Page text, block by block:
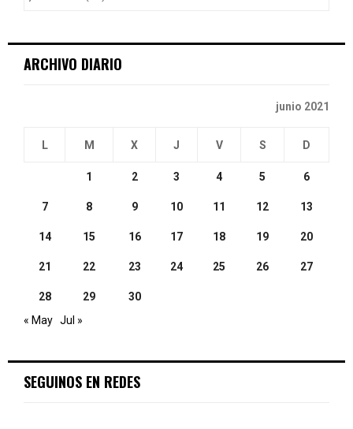
ARCHIVO DIARIO
junio 2021
L M X J V S D
1 2 3 4 5 6
7 8 9 10 11 12 13
14 15 16 17 18 19 20
21 22 23 24 25 26 27
28 29
30
« May Jul »
SEGUINOS EN REDES